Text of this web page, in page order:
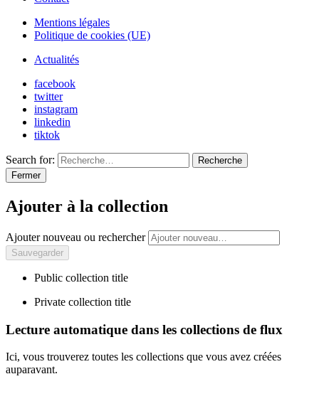
Mentions légales
Politique de cookies (UE)
Actualités
facebook
twitter
instagram
linkedin
tiktok
Search for:
Recherche
Fermer
Ajouter à la collection
Ajouter nouveau ou rechercher
Public collection title
Private collection title
Lecture automatique dans les collections de flux
Ici, vous trouverez toutes les collections que vous avez créées
auparavant.